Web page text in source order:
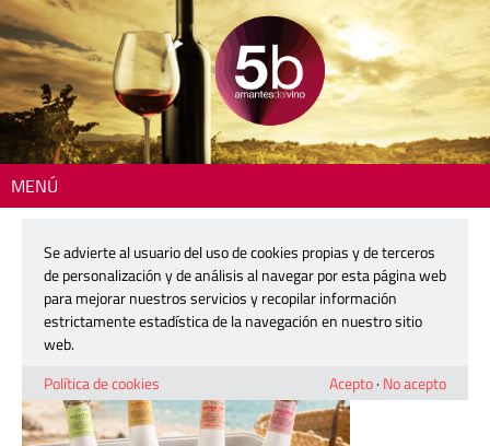
MENÚ
260701-spritz-murviedro-02
1 julio, 2026
Se advierte al usuario del uso de cookies propias y de terceros
de personalización y de análisis al navegar por esta página web
para mejorar nuestros servicios y recopilar información
estrictamente estadística de la navegación en nuestro sitio
web.
Política de cookies
Acepto· No acepto